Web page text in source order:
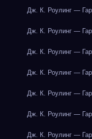
Дж. К. Роулинг —
Дж. К. Роулинг —
Дж. К. Роулинг —
Дж. К. Роулинг —
Дж. К. Роулинг —
Дж. К. Роулинг —
Дж. К. Роулинг —